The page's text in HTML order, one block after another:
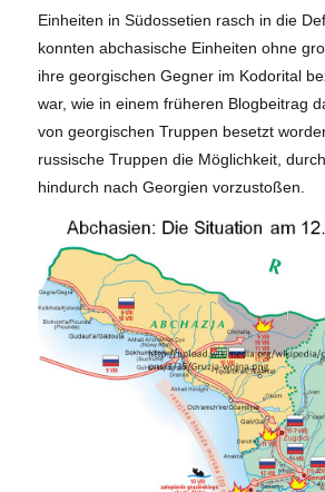
Einheiten in Südossetien rasch in die
konnten abchasische Einheiten ohne
ihre georgischen Gegner im Kodorital
war, wie in einem früheren Blogbeitrag
von georgischen Truppen besetzt
russische Truppen die Möglichkeit,
hindurch nach Georgien vorzustoßen.